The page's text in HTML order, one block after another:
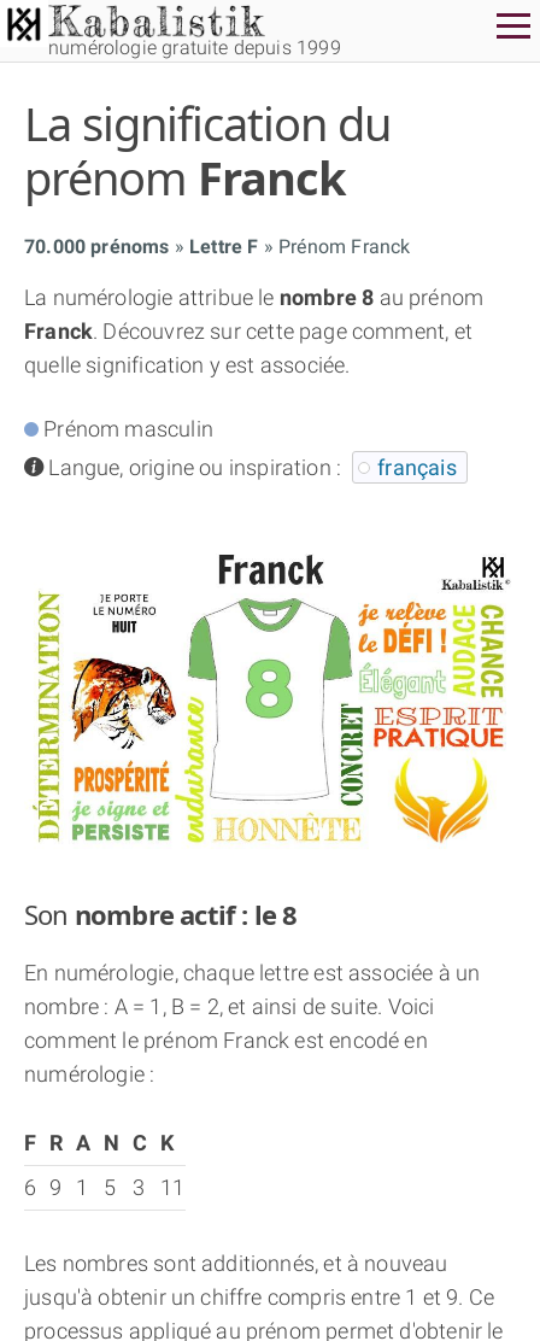
numérologie gratuite depuis 1999
La signification du
prénom Franck
70.000 prénoms Lettre F Prénom Franck
La numérologie attribue le nombre 8 au prénom
Franck. Découvrez sur cette page comment, et
quelle signification y est associée.
Prénom masculin
infoLangue, origine ou inspiration : français
Son nombre actif : le 8
En numérologie, chaque lettre est associée à un
nombre : A = 1, B = 2, et ainsi de suite. Voici
comment le prénom Franck est encodé en
numérologie :
F R A N C
K
6
9 1 5 3 11
Les nombres sont additionnés, et à nouveau
jusqu'à obtenir un chiffre compris entre 1 et 9. Ce
processus appliqué au prénom permet d'obtenir le
THÈME GRATUIT
THÈME NUMÉROLOGIQUE APPROFONDI
THÈME TEMPOREL
NUMÉROSCOPE
THÈME « DOUBLE JE »
APPRENDRE LA NUMÉROLOGIE
EXPLORER LA NUMÉROLOGIE
70.000 PRÉNOMS